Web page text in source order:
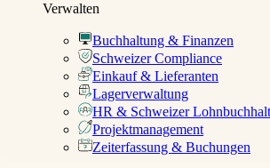
Verwalten
Buchhaltung & Finanzen
Schweizer Compliance
Einkauf & Lieferanten
Lagerverwaltung
HR & Schweizer
Projektmanagement
Zeiterfassung & Buchungen